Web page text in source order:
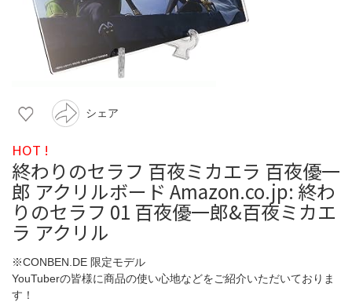
シェア
HOT !
終わりのセラフ 百夜ミカエラ 百夜優一
郎 アクリルボード Amazon.co.jp: 終わ
りのセラフ 01 百夜優一郎&百夜ミカエ
ラ アクリル
※CONBEN.DE 限定モデル
YouTuberの皆様に商品の使い心地などをご紹介いただいておりま
す！